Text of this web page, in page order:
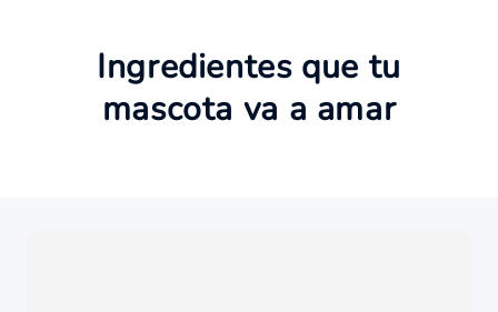
Ingredientes que tu
mascota va a amar